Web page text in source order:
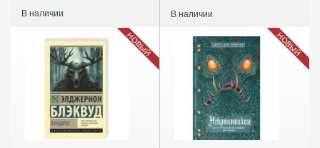
В наличии В наличии
НОВЫЙ НОВЫЙ